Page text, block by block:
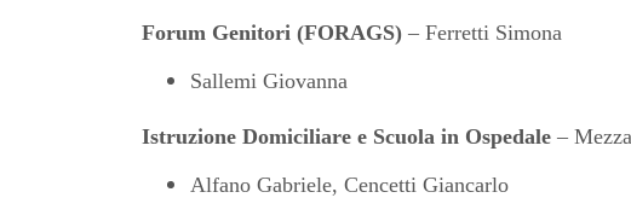
Forum Genitori (FORAGS) – Ferretti Simona
Sallemi Giovanna
Istruzione Domiciliare e Scuola in Ospedale –
Alfano Gabriele, Cencetti Giancarlo